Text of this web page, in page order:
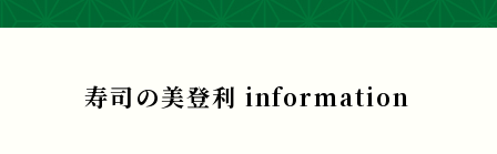
寿司の美登利 information